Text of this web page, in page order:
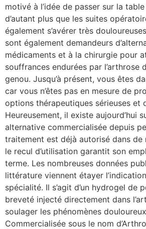
motivé à l’idée de passer sur la
d’autant plus que les suites
également s’avérer très
sont également demandeurs
médicaments et à la chirurgie pour
souffrances endurées par l’arthrose
genou. Jusqu’à présent, vous êtes
car vous n’êtes pas en mesure de
options thérapeutiques sérieuses et
Heureusement, il existe aujourd’hui
alternative commercialisée depuis
traitement est déjà autorisé dans de
le recul d’utilisation garantit son
terme. Les nombreuses données
littérature viennent étayer
spécialité. Il s’agit d’un hydrogel de
breveté injecté directement dans
soulager les phénomènes
Commercialisée sous le nom